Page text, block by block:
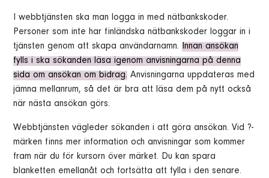
I webbtjänsten ska man logga in med nätbankskoder.
Personer som inte har finländska nätbankskoder loggar in i
tjänsten genom att skapa användarnamn. Innan ansökan
fylls i ska sökanden läsa igenom anvisningarna på denna
sida om ansökan om bidrag. Anvisningarna uppdateras med
jämna mellanrum, så det är bra att läsa dem på nytt också
när nästa ansökan görs.
Webbtjänsten vägleder sökanden i att göra ansökan. Vid ?-
märken finns mer information och anvisningar som kommer
fram när du för kursorn över märket. Du kan spara
blanketten emellanåt och fortsätta att fylla i den senare.